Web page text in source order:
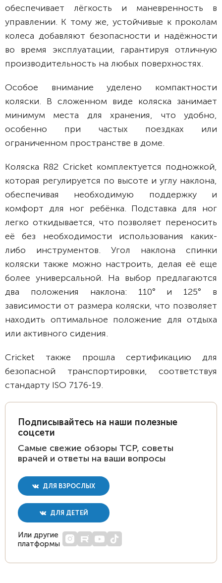
обеспечивает лёгкость и маневренность в
управлении. К тому же, устойчивые к проколам
колеса добавляют безопасности и надёжности
во время эксплуатации, гарантируя отличную
производительность на любых поверхностях.
Особое внимание уделено компактности
коляски. В сложенном виде коляска занимает
минимум места для хранения, что удобно,
особенно при частых поездках или
ограниченном пространстве в доме.
Коляска R82 Cricket комплектуется подножкой,
которая регулируется по высоте и углу наклона,
обеспечивая необходимую поддержку и
комфорт для ног ребёнка. Подставка для ног
легко откидывается, что позволяет переносить
её без необходимости использования каких-
либо инструментов. Угол наклона спинки
коляски также можно настроить, делая её еще
более универсальной. На выбор предлагаются
два положения наклона: 110° и 125° в
зависимости от размера коляски, что позволяет
находить оптимальное положение для отдыха
или активного сидения.
Cricket также прошла сертификацию для
безопасной транспортировки, соответствуя
стандарту ISO 7176-19.
Подписывайтесь на наши полезные
соцсети
Самые свежие обзоры ТСР, советы
врачей и ответы на ваши вопросы
ДЛЯ ВЗРОСЛЫХ
ДЛЯ ДЕТЕЙ
Или другие
платформы